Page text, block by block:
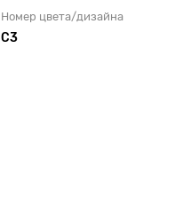
Номер цвета/дизайна
С3